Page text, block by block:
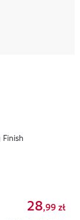
28,99 zł